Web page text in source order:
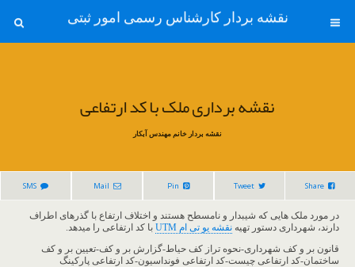
نقشه بردار کارشناس رسمی امور ثبتی
نقشه برداری ملک با کد ارتفاعی
نقشه بردار خانم مهندس آبکار
Share
Tweet
Pin
Mail
SMS
در مورد ملک هایی که شیبدار و نامسطح هستند و اختلاف ارتفاع با گذرهای اطراف
دارند، شهرداری دستور تهیه نقشه یو تی ام UTM
با کد ارتفاعی را میدهد.
قانون بر و کف شهرداری-نحوه تراز کف حیاط-گزارش بر و کف-تعیین بر و کف
ساختمان-کد ارتفاعی چیست-کد ارتفاعی فونداسیون-کد ارتفاعی پارکینگ